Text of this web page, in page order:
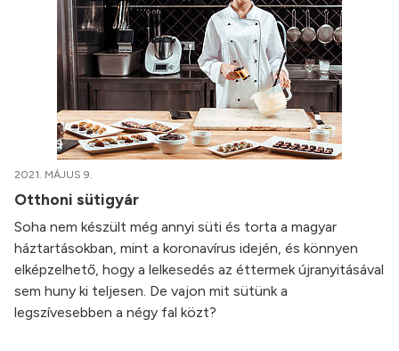
2021. MÁJUS 9.
Otthoni sütigyár
Soha nem készült még annyi süti és torta a magyar
háztartásokban, mint a koronavírus idején, és könnyen
elképzelhető, hogy a lelkesedés az éttermek újranyitásával
sem huny ki teljesen. De vajon mit sütünk a
legszívesebben a négy fal közt?